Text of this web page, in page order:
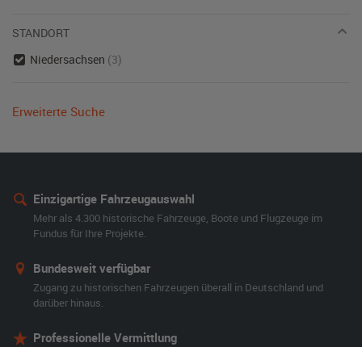
STANDORT
Niedersachsen (3)
Erweiterte Suche
Einzigartige Fahrzeugauswahl
Mehr als 4.300 historische Fahrzeuge, Boote und Flugzeuge im
Fundus für Ihre Projekte.
Bundesweit verfügbar
Zugang zu historischen Fahrzeugen überall in Deutschland und
darüber hinaus.
Professionelle Vermittlung